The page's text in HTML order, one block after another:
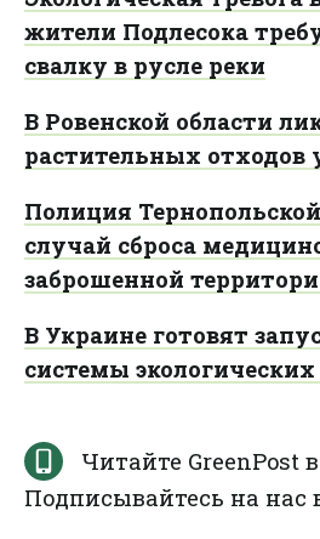
жители Подлесока
свалку в русле реки
В Ровенской области
растительных отходов
Полиция
случай сброса
заброшенной
В Украине готовят
системы
Читайте GreenPost в
Подписывайтесь на нас